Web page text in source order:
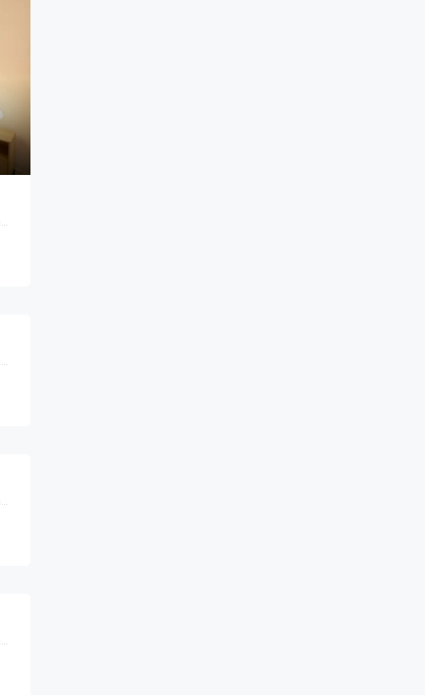
Rua Marquês de Fronteira, São Sebastião da Pedreira, Avenidas Novas, Lisboa, 1070-296, Portugal
Rua Marquês de Fronteira, São Sebastião da Pedreira, Avenidas Novas, Lisboa, 1070-296, Portugal
Rua Marquês de Fronteira, São Sebastião da Pedreira, Avenidas Novas, Lisboa, 1069-452, Portugal
Rua Marquês de Fronteira, São Sebastião da Pedreira, Avenidas Novas, Lisboa, 1070-292, Portugal